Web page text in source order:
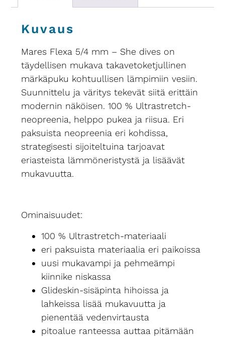
Kuvaus
Mares Flexa 5/4 mm – She dives on
täydellisen mukava takavetoketjullinen
märkäpuku kohtuullisen lämpimiin vesiin.
Suunnittelu ja väritys tekevät siitä erittäin
modernin näköisen. 100 % Ultrastretch-
neopreenia, helppo pukea ja riisua. Eri
paksuista neopreenia eri kohdissa,
strategisesti sijoiteltuina tarjoavat
eriasteista lämmöneristystä ja lisäävät
mukavuutta.
Ominaisuudet:
100 % Ultrastretch-materiaali
eri paksuista materiaalia eri paikoissa
uusi mukavampi ja pehmeämpi
kiinnike niskassa
Glideskin-sisäpinta hihoissa ja
lahkeissa lisää mukavuutta ja
pienentää vedenvirtausta
pitoalue ranteessa auttaa pitämään